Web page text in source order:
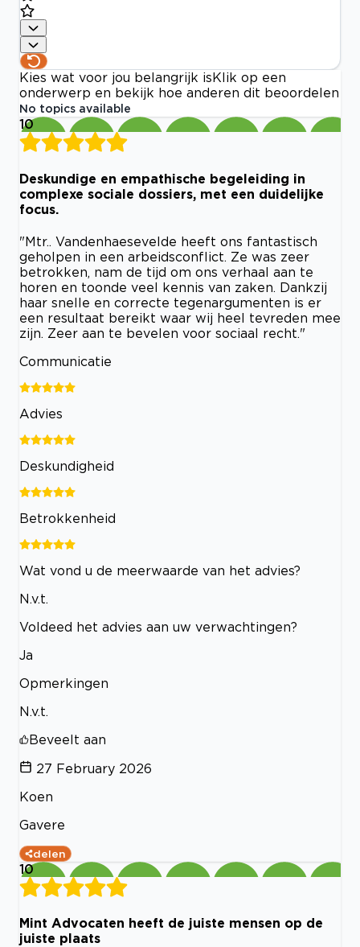
Kies wat voor jou belangrijk is Klik op een
onderwerp en bekijk hoe anderen dit beoordelen
No topics available
10
Deskundige en empathische begeleiding in
complexe sociale dossiers, met een duidelijke
focus.
"Mtr.. Vandenhaesevelde heeft ons fantastisch
geholpen in een arbeidsconflict. Ze was zeer
betrokken, nam de tijd om ons verhaal aan te
horen en toonde veel kennis van zaken. Dankzij
haar snelle en correcte tegenargumenten is er
een resultaat bereikt waar wij heel tevreden mee
zijn. Zeer aan te bevelen voor sociaal recht."
Communicatie
Advies
Deskundigheid
Betrokkenheid
Wat vond u de meerwaarde van het advies?
N.v.t.
Voldeed het advies aan uw verwachtingen?
Ja
Opmerkingen
N.v.t.
Beveelt aan
27 February 2026
Koen
Gavere
delen
10
Mint Advocaten heeft de juiste mensen op de
juiste plaats